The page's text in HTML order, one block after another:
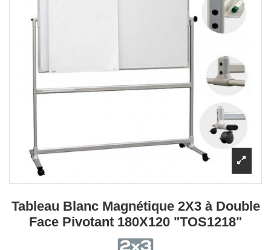
Tableau Blanc Magnétique 2X3 à Double
Face Pivotant 180X120 "TOS1218"